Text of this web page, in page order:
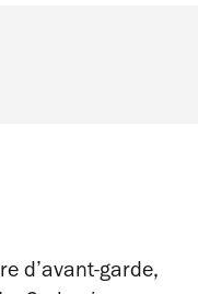
d’avant-garde,